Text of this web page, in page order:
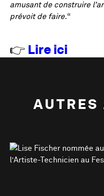
amusant de construire
prévoit de faire.“
👉 Lire ici
AUTRES